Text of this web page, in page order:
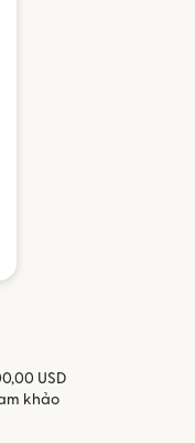
USD
khảo